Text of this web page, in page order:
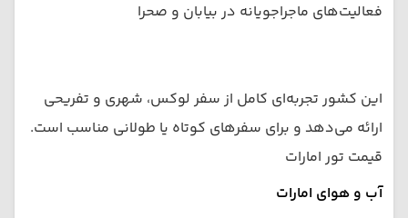
فعالیت‌های ماجراجویانه در بیابان و صحرا
این کشور تجربه‌ای کامل از سفر لوکس، شهری و تفریحی
ارائه می‌دهد و برای سفرهای کوتاه یا طولانی مناسب است.
قیمت تور امارات
آب و هوای امارات